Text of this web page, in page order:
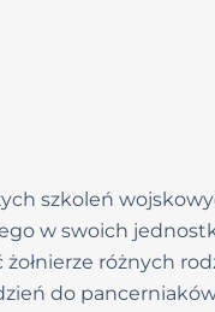
szkoleń
w swoich
różnych
do